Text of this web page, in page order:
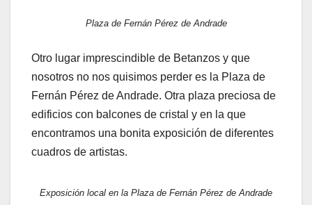
Plaza de Fernán Pérez de Andrade
Otro lugar imprescindible de Betanzos y que
nosotros no nos quisimos perder es la Plaza de
Fernán Pérez de Andrade. Otra plaza preciosa de
edificios con balcones de cristal y en la que
encontramos una bonita exposición de diferentes
cuadros de artistas.
Exposición local en la Plaza de Fernán Pérez de Andrade